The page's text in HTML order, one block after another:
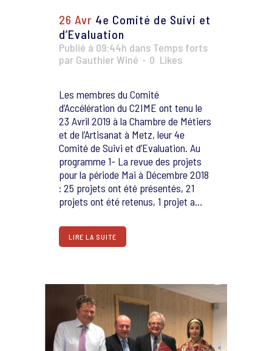
26 Avr 4e Comité de Suivi et
d’Evaluation
Publié à 09:44h dans Temps forts
par Gauthier Winé 0 Likes
Les membres du Comité
d’Accélération du C2IME ont tenu le
23 Avril 2019 à la Chambre de Métiers
et de l’Artisanat à Metz, leur 4e
Comité de Suivi et d’Evaluation. Au
programme 1- La revue des projets
pour la période Mai à Décembre 2018
: 25 projets ont été présentés, 21
projets ont été retenus, 1 projet a...
LIRE LA SUITE